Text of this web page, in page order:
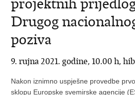
Drugog
poziva
9. rujna 2021. godine, 10.00 h,
Nakon iznimno uspješne provedbe
sklopu Europske svemirske agencije